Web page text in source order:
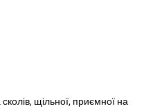
щільної, приємної на